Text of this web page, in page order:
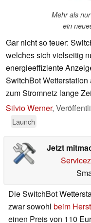
Mehr als
ein
Gar nicht so teuer:
welches sich vielseitig
energieeffiziente
SwitchBot
zum Stromnetz lange
Silvio Werner,
Launch
Jetzt
Die SwitchBot
zwar sowohl beim
einen Preis von 110